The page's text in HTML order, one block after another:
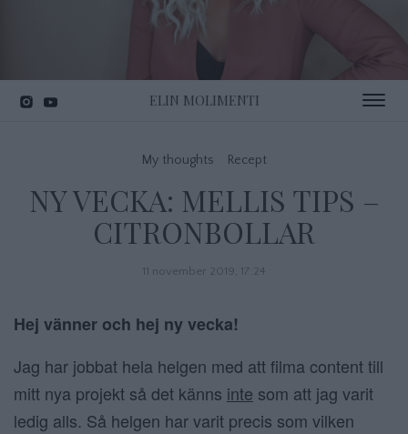
ELIN MOLIMENTI Toggle
My thoughts Recept
NY VECKA: MELLIS TIPS –
CITRONBOLLAR
11 november 2019, 17:24
Hej vänner och hej ny vecka!
Jag har jobbat hela helgen med att filma content till
mitt nya projekt så det känns inte som att jag varit
ledig alls. Så helgen har varit precis som vilken